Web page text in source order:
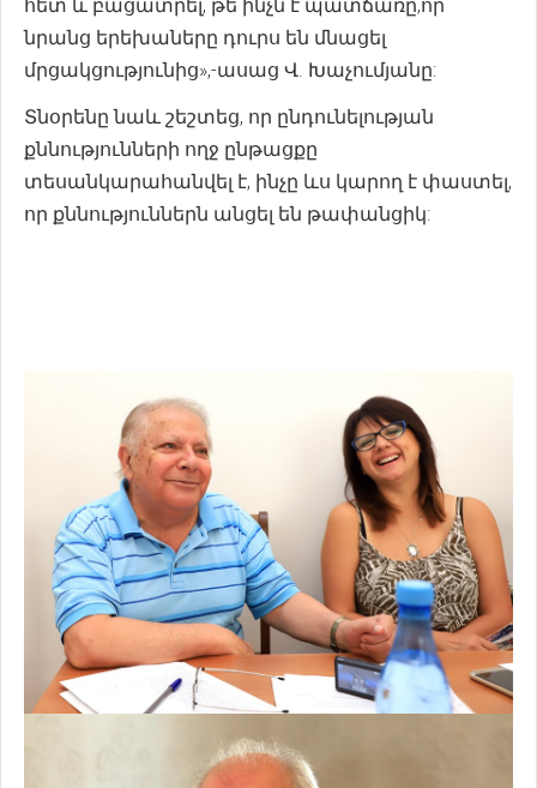
հետ և բացատրել, թե ինչն է պատճառը,որ
նրանց երեխաները դուրս են մնացել
մրցակցությունից»,-ասաց Վ. Խաչումյանը:
Տնօրենը նաև շեշտեց, որ ընդունելության
քննությունների ողջ ընթացքը
տեսանկարահանվել է, ինչը ևս կարող է փաստել,
որ քննություններն անցել են թափանցիկ: